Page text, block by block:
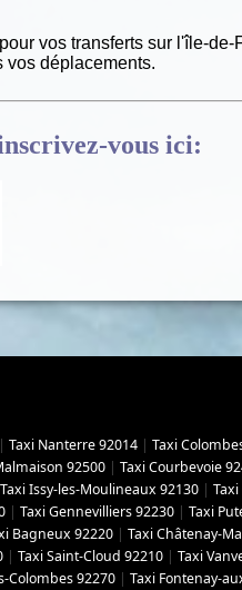
pour vos transferts sur l'île-de-
vos déplacements.
vous ici:
| Taxi Nanterre 92014 | Taxi
92500 | Taxi Courbevoie
Taxi Issy-les-Moulineaux 92130 |
| Taxi Gennevilliers 92230 | Taxi
Bagneux 92220 | Taxi Châtenay-
| Taxi Saint-Cloud 92210 | Taxi
Colombes 92270 | Taxi Fontenay-